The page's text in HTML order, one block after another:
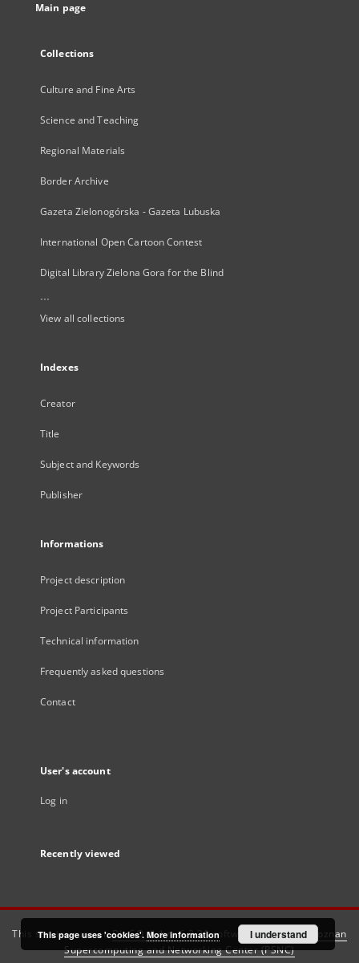
Main page
Collections
Culture and Fine Arts
Science and Teaching
Regional Materials
Border Archive
Gazeta Zielonogórska - Gazeta Lubuska
International Open Cartoon Contest
Digital Library Zielona Gora for the Blind
...
View all collections
Indexes
Creator
Title
Subject and Keywords
Publisher
Informations
Project description
Project Participants
Technical information
Frequently asked questions
Contact
User's account
Log in
Recently viewed
This service runs onDInGO dLibra 6.3.21software created by
Poznan
Supercomputing and Networking Center (PSNC)
This page uses 'cookies'. More information I understand